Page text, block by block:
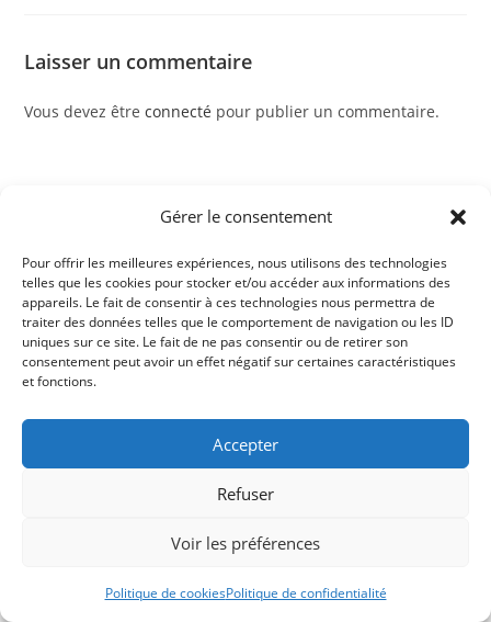
Gérer le consentement
Pour offrir les meilleures expériences, nous utilisons des technologies
telles que les cookies pour stocker et/ou accéder aux informations des
appareils. Le fait de consentir à ces technologies nous permettra de
traiter des données telles que le comportement de navigation ou les ID
uniques sur ce site. Le fait de ne pas consentir ou de retirer son
consentement peut avoir un effet négatif sur certaines caractéristiques
et fonctions.
Accepter
Refuser
Voir les préférences
Politique de cookiesPolitique de confidentialité
Laisser un commentaire
Vous devez êtreconnecté pour publier un commentaire.
Copyright 2026 -Ticoët